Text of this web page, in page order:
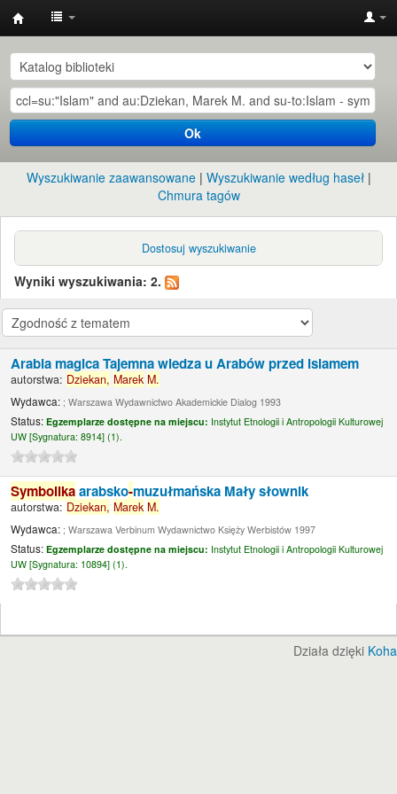
Instytut
Etnologii
i
Antropologii
Kulturowej
UW
Ok
Wyszukiwanie zaawansowane
Wyszukiwanie według haseł
Chmura tagów
Dostosuj wyszukiwanie
Wyniki wyszukiwania: 2.
Arabia magica Tajemna wiedza u Arabów przed islamem
autorstwa: Dziekan, Marek M.
Wydawca: ; Warszawa Wydawnictwo Akademickie Dialog 1993
Status:Egzemplarze dostępne na miejscu: Instytut Etnologii i Antropologii Kulturowej
UW [Sygnatura:8914] (1).
Symbolikaarabsko-muzułmańska Mały słownik
autorstwa: Dziekan, Marek M.
Wydawca: ; Warszawa Verbinum Wydawnictwo Księży Werbistów 1997
Status:Egzemplarze dostępne na miejscu: Instytut Etnologii i Antropologii Kulturowej
UW [Sygnatura: 10894] (1).
Działa dzięki Koha